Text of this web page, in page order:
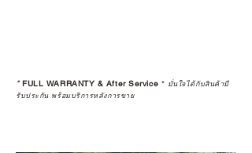
*FULL WARRANTY & After Service * มั่นใจได้กับสินค้ามี
รับประกัน พร้อมบริการหลังการขาย